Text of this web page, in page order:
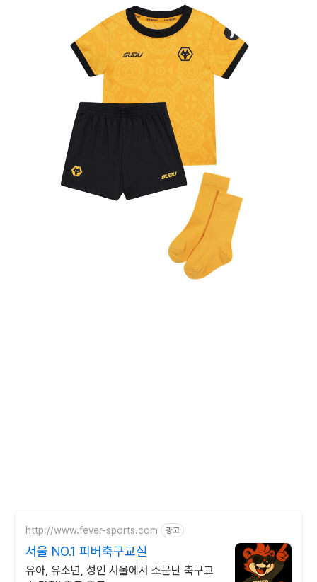
http://www.fever-sports.com 광고
서울 NO.1 피버축구교실
유아, 유소년, 성인 서울에서 소문난 축구교